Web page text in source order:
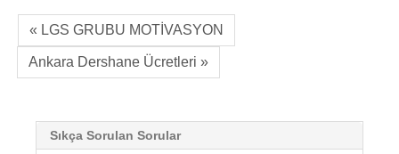
« LGS GRUBU MOTİVASYON
Ankara Dershane Ücretleri »
Sıkça Sorulan Sorular